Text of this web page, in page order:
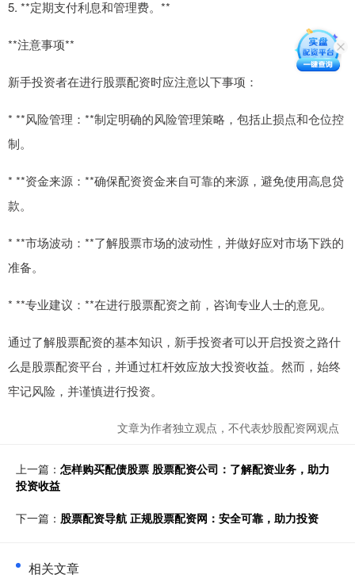
5. **定期支付利息和管理费。**
**注意事项**
新手投资者在进行股票配资时应注意以下事项：
* **风险管理：**制定明确的风险管理策略，包括止损点和仓位控
制。
* **资金来源：**确保配资资金来自可靠的来源，避免使用高息贷
款。
* **市场波动：**了解股票市场的波动性，并做好应对市场下跌的
准备。
* **专业建议：**在进行股票配资之前，咨询专业人士的意见。
通过了解股票配资的基本知识，新手投资者可以开启投资之路什
么是股票配资平台，并通过杠杆效应放大投资收益。然而，始终
牢记风险，并谨慎进行投资。
文章为作者独立观点，不代表炒股配资网观点
上一篇： 怎样购买配债股票 股票配资公司：了解配资业务，助力
投资收益
下一篇： 股票配资导航 正规股票配资网：安全可靠，助力投资
相关文章